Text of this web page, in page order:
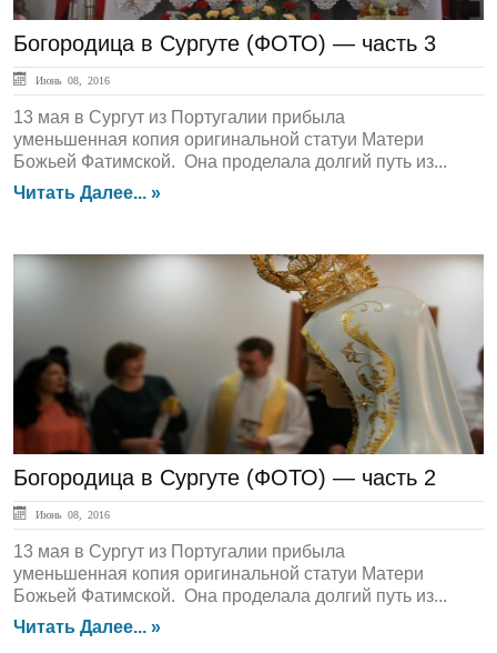
Богородица в Сургуте (ФОТО) — часть 3
Июнь 08, 2016
13 мая в Сургут из Португалии прибыла
уменьшенная копия оригинальной статуи Матери
Божьей Фатимской. Она проделала долгий путь из...
Читать Далее... »
ЛЕНТА НОВОСТЕЙ
Богородица в Сургуте (ФОТО) — часть 2
Июнь 08, 2016
13 мая в Сургут из Португалии прибыла
уменьшенная копия оригинальной статуи Матери
Божьей Фатимской. Она проделала долгий путь из...
Читать Далее... »